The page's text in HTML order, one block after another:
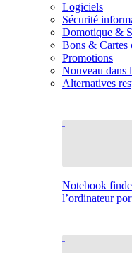
Logiciels
Sécurité
Domotique &
Bons & Cartes
Promotions
Nouveau dans
Alternatives
Notebook
l’ordinateur